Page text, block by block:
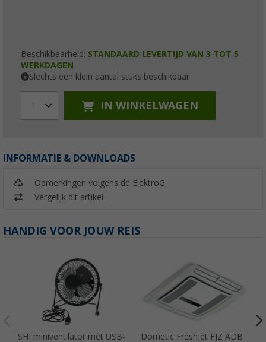
Beschikbaarheid: STANDAARD LEVERTIJD VAN 3 TOT 5
WERKDAGEN
Slechts een klein aantal stuks beschikbaar
1 IN WINKELWAGEN
INFORMATIE & DOWNLOADS
Opmerkingen volgens de ElektroG
Vergelijk dit artikel
HANDIG VOOR JOUW REIS
SHI miniventilator met USB-
Dometic FreshJet FJZ ADB